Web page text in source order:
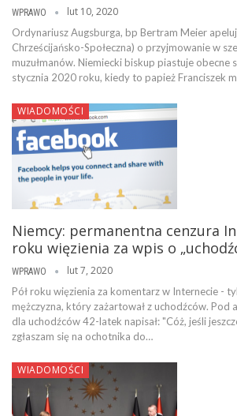
WPRAWO lut 10, 2020
Ordynariusz Augsburga, bp Bertram Meier
Chrześcijańsko-Społeczna) o przyjmowanie w
muzułmanów. Niemiecki biskup piastuje obecne
stycznia 2020 roku, kiedy to papież Franciszek
WIADOMOŚCI
Niemcy: permanentna cenzura
roku więzienia za wpis o
WPRAWO lut 7, 2020
Pół roku więzienia za komentarz w Internecie -
mężczyzna, który zażartował z uchodźców. Pod
dla uchodźców 42-latek napisał: "Cóż, jeśli
zgłaszam się na ochotnika do…
WIADOMOŚCI